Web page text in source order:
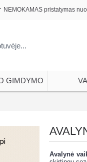
NEMOKAMAS pristatymas
GIMDYMO
Avalynė